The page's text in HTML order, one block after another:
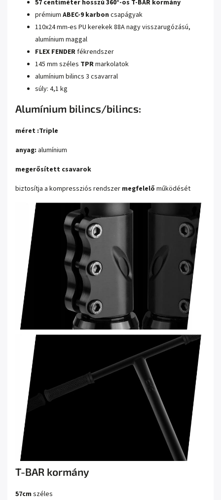
57 centiméter hosszú 360°-os T-BAR kormány
prémium ABEC-9 karbon csapágyak
110x24 mm-es PU kerekek 88A nagy visszarugózású,
alumínium maggal
FLEX FENDERfékrendszer
145 mm széles TPRmarkolatok
alumínium bilincs 3 csavarral
súly: 4,1 kg
Alumínium bilincs/bilincs:
méret :Triple
anyag: alumínium
megerősített csavarok
biztosítja a kompressziós rendszer megfelelő működését
T-BAR kormány
57cm széles